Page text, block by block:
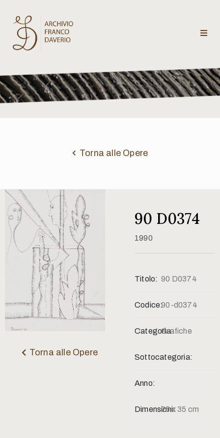
Archivio
Franco
Daverio
critici
Contatti
Torna alle Opere
Torna alle Opere
90 D0374
1990
Titolo: 90 D0374
Codice:90-d0374
Categoria:Grafiche
Sottocategoria:
Anno:
Dimensioni:25 x 35 cm